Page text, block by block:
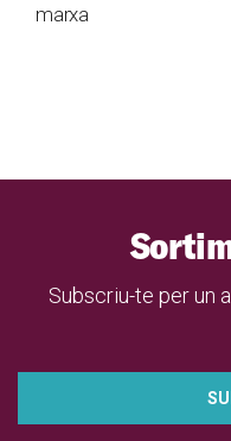
marxa
Subscriu-te per un